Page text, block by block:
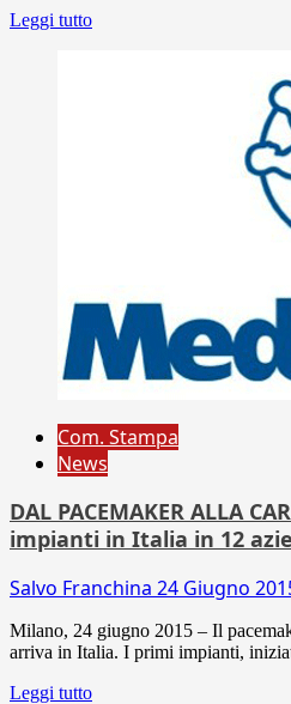
Leggi tutto
Com. Stampa
News
DAL PACEMAKER ALLA
impianti in Italia in 12
Salvo Franchina 24 Giugno
Milano, 24 giugno 2015 – Il
arriva in Italia. I primi impianti,
Leggi tutto